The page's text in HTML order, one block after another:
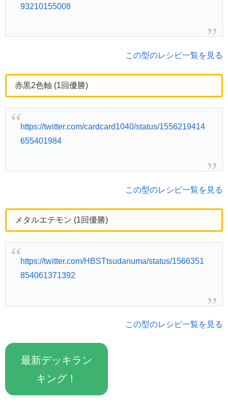
93210155008
この型のレシピ一覧を見る
赤黒2色軸 (1回優勝)
https://twitter.com/cardcard1040/status/1556219414
655401984
この型のレシピ一覧を見る
メタルエテモン (1回優勝)
https://twitter.com/HBSTtsudanuma/status/1566351
854061371392
この型のレシピ一覧を見る
最新デッキラン
キング！